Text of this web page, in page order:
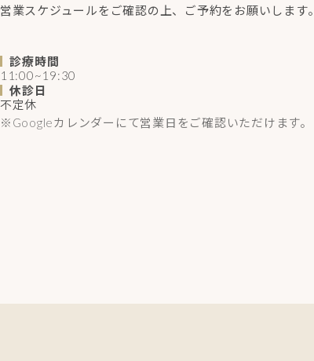
営業スケジュールをご確認の上、ご予約をお願いします。
診療時間
11:00~19:30
休診日
不定休
※Googleカレンダーにて営業日をご確認いただけます。